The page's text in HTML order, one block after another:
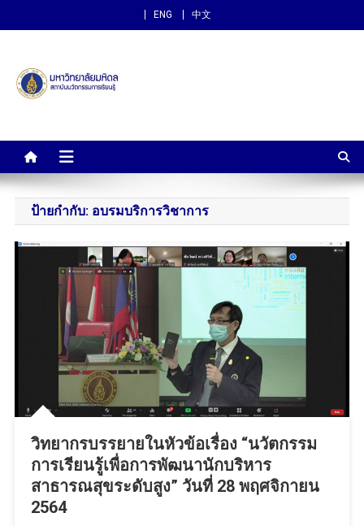
ENG 中文
สถาบันนวัตกรรมการเรียนรู้
ป้ายกำกับ: อบรมบริการวิชาการ
วิทยากรบรรยายในหัวข้อเรื่อง “นวัตกรรม
การเรียนรู้เพื่อการพัฒนานักบริหาร
สาธารณสุขระดับสูง” วันที่ 28 พฤศจิกายน
2564